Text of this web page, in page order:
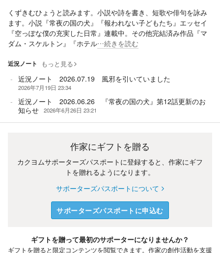
くずきむひょうと読みます。小説や詩を書き、短歌や俳句を詠み
ます。小説『常夜の国の犬』『報われない子どもたち』エッセイ
『空っぽな僕の充実した日常』連載中。その他完結済み作品『マ
ダム・スケルトン』『ホテル…続きを読む
近況ノート もっと見る
近況ノート 2026.07.19 風邪を引いていました
2026年7月19日 23:34
近況ノート 2026.06.26 『常夜の国の犬』第12話更新のお
知らせ
2026年6月26日 23:21
作家にギフトを贈る
カクヨムサポーターズパスポートに登録すると、作家にギフ
トを贈れるようになります。
サポーターズパスポートについて
サポーターズパスポートに申込む
ギフトを贈って最初のサポーターになりませんか？
ギフトを贈ると限定コンテンツを閲覧できます。作家の創作活動を支援